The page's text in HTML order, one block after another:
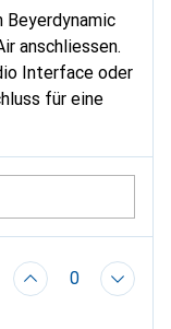
Beyerdynamic
anschliessen.
Interface oder
für eine
0